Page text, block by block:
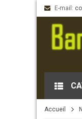
E-mail:
Accueil